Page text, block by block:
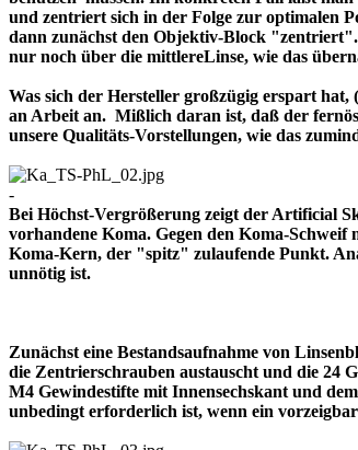
und zentriert sich in der Folge zur optimalen
dann zunächst den Objektiv-Block
nur noch über die mittlereLinse, wie das
Was sich der Hersteller großzügig erspart
an Arbeit an. Mißlich daran ist, daß der
unsere Qualitäts-Vorstellungen, wie das
-
Bei Höchst-Vergrößerung zeigt der Artificial
vorhandene Koma. Gegen den Koma-
Koma-Kern, der "spitz" zulaufende Punkt.
unnötig ist.
Zunächst eine Bestandsaufnahme von
die Zentrierschrauben austauscht und die 24
M4 Gewindestifte mit Innensechskant und
unbedingt erforderlich ist, wenn ein